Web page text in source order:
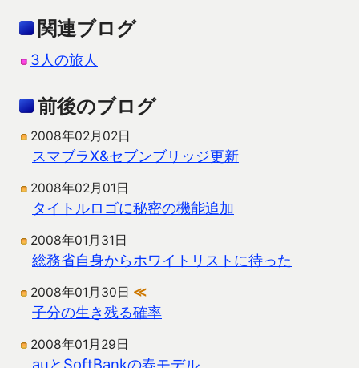
関連ブログ
3人の旅人
前後のブログ
2008年02月02日
スマブラX&セブンブリッジ更新
2008年02月01日
タイトルロゴに秘密の機能追加
2008年01月31日
総務省自身からホワイトリストに待った
2008年01月30日 ≪
子分の生き残る確率
2008年01月29日
auとSoftBankの春モデル